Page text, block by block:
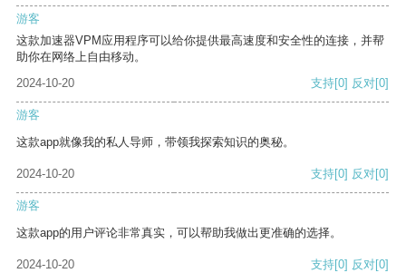
游客
这款加速器VPM应用程序可以给你提供最高速度和安全性的连接，并帮
助你在网络上自由移动。
2024-10-20
支持[0] 反对[0]
游客
这款app就像我的私人导师，带领我探索知识的奥秘。
2024-10-20 支持[0] 反对[0]
游客
这款app的用户评论非常真实，可以帮助我做出更准确的选择。
2024-10-20 支持[0] 反对[0]